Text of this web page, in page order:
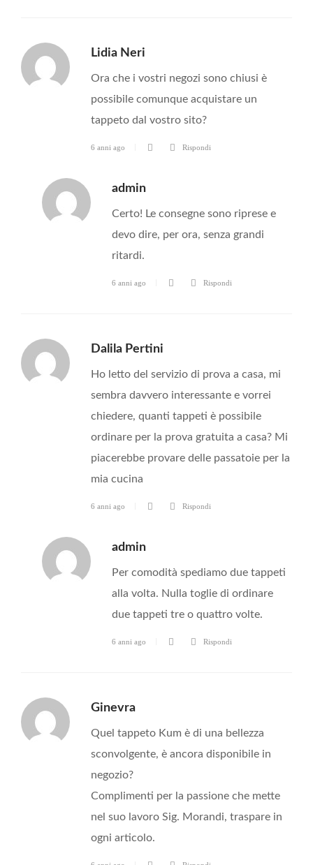
Lidia Neri
Ora che i vostri negozi sono chiusi è
possibile comunque acquistare un
tappeto dal vostro sito?
6 anni ago Rispondi
admin
Certo! Le consegne sono riprese e
devo dire, per ora, senza grandi
ritardi.
6 anni ago Rispondi
Dalila Pertini
Ho letto del servizio di prova a casa, mi
sembra davvero interessante e vorrei
chiedere, quanti tappeti è possibile
ordinare per la prova gratuita a casa? Mi
piacerebbe provare delle passatoie per la
mia cucina
6 anni ago Rispondi
admin
Per comodità spediamo due tappeti
alla volta. Nulla toglie di ordinare
due tappeti tre o quattro volte.
6 anni ago Rispondi
Ginevra
Quel tappeto Kum è di una bellezza
sconvolgente, è ancora disponibile in
negozio?
Complimenti per la passione che mette
nel suo lavoro Sig. Morandi, traspare in
ogni articolo.